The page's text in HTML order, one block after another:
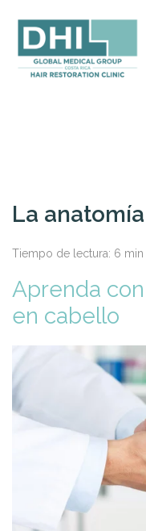
La
Tiempo de lectura: 6 min
Aprenda
en cabello